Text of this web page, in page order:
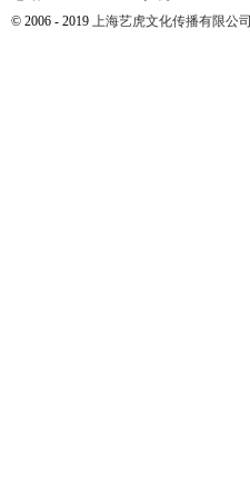
© 2006 - 2019 上海艺虎文化传播有限公司